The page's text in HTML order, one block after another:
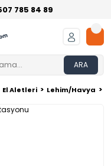
785 84 89
ARA
El Aletleri Lehim/Havya